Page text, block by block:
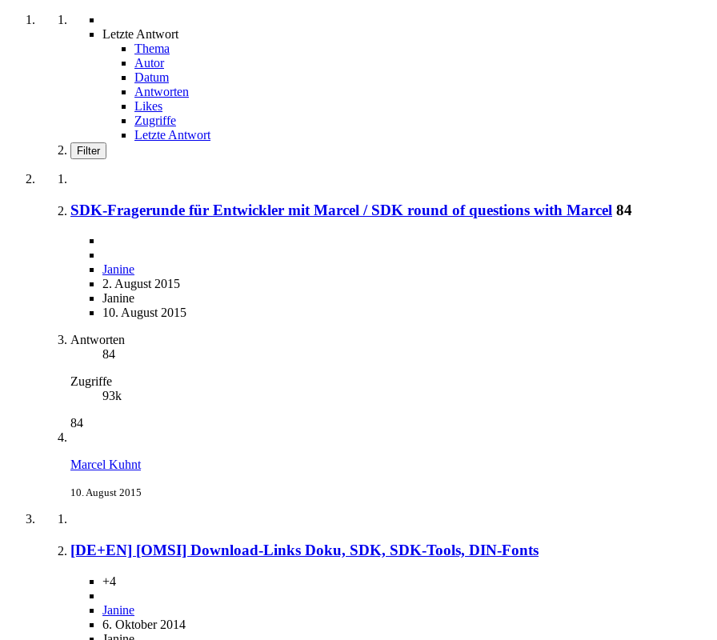
Letzte Antwort
Thema
Autor
Datum
Antworten
Likes
Zugriffe
Letzte Antwort
Filter
SDK-Fragerunde für Entwickler mit Marcel / SDK round of questions with Marcel 84
Janine
2. August 2015
Janine
10. August 2015
Antworten
84
Zugriffe
93k
84
Marcel Kuhnt
10. August 2015
[DE+EN] [OMSI] Download-Links Doku, SDK, SDK-Tools, DIN-Fonts
+4
Janine
6. Oktober 2014